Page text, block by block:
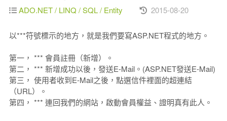
ADO.NET / LINQ / SQL / Entity
2015-08-20
以***符號標示的地方，就是我們要寫ASP.NET程式的地方。
第一， *** 會員註冊（新增）。
第二， *** 新增成功以後，發送E-Mail。(ASP.NET發送E-Mail)
第三， 使用者收到E-Mail之後，點選信件裡面的超連結
（URL）。
第四， *** 連回我們的網站，啟動會員權益、證明真有此人。